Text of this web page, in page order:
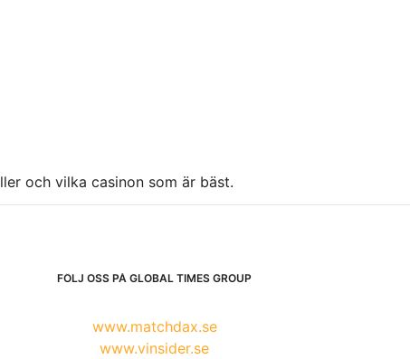
och vilka casinon som är bäst.
FÖLJ OSS PÅ GLOBAL TIMES GROUP
www.matchdax.se
www.vinsider.se